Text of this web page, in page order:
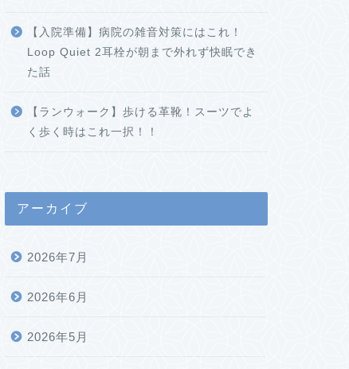
【入院準備】病院の雑音対策にはこれ！
Loop Quiet 2耳栓が朝まで外れず快眠でき
た話
【ランウォーク】歩ける革靴！スーツでよ
く歩く時はこれ一択！！
アーカイブ
2026年7月
2026年6月
2026年5月